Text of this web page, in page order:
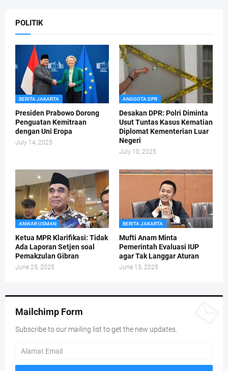
POLITIK
BERITA JAKARTA
Presiden Prabowo Dorong
Penguatan Kemitraan
dengan Uni Eropa
July 14, 2025
ANGGOTA DPR
Desakan DPR: Polri Diminta
Usut Tuntas Kasus Kematian
Diplomat Kementerian Luar
Negeri
July 10, 2025
ANWAR USMAN
Ketua MPR Klarifikasi: Tidak
Ada Laporan Setjen soal
Pemakzulan Gibran
June 25, 2025
BERITA JAKARTA
Mufti Anam Minta
Pemerintah Evaluasi IUP
agar Tak Langgar Aturan
June 13, 2025
Mailchimp Form
Subscribe to our mailing list to get the new updates.